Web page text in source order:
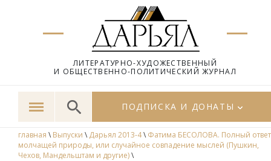
ЛИТЕРАТУРНО-ХУДОЖЕСТВЕННЫЙ
И ОБЩЕСТВЕННО-ПОЛИТИЧЕСКИЙ ЖУРНАЛ
ПОДПИСКА И ДОНАТЫ
главная \ Выпуски \ Дарьял 2013-4\ Фатима БЕСОЛОВА. Полный ответ
молчащей природы, или случайное совпадение мыслей (Пушкин,
Чехов, Мандельштам и другие)\